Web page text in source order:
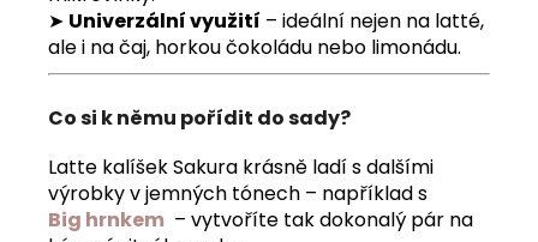
➤ Univerzální využití – ideální nejen na latté,
ale i na čaj, horkou čokoládu nebo limonádu.
Co si k němu pořídit do sady?
Latte kalíšek Sakura krásně ladí s dalšími
výrobky v jemných tónech – například s
Big hrnkem – vytvoříte tak dokonalý pár na